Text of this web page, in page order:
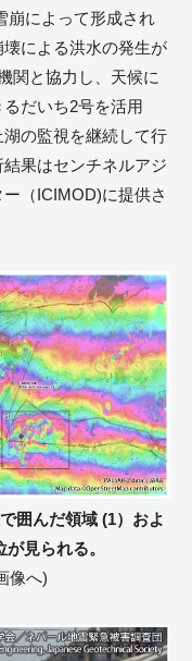
崩によって形成され
による洪水の発生が
関と協力し、天候に
だいち2号を活用
の監視を継続して行
果はセンチネルアジ
（ICIMOD)に提供さ
囲んだ領域 (1）およ
見られる。
像へ)